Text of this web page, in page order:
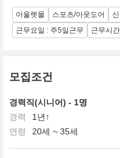
모든 고객의 라이프 스타일
최고의 제품을 제공하며 기
최상의 소비자 경험을 제공하
아울렛몰 스포츠/아웃도어
근무요일 : 주5일근무
근무시
모집조건
경력직(시니어) - 1명
경력
1년↑
연령
20세 ~ 35세